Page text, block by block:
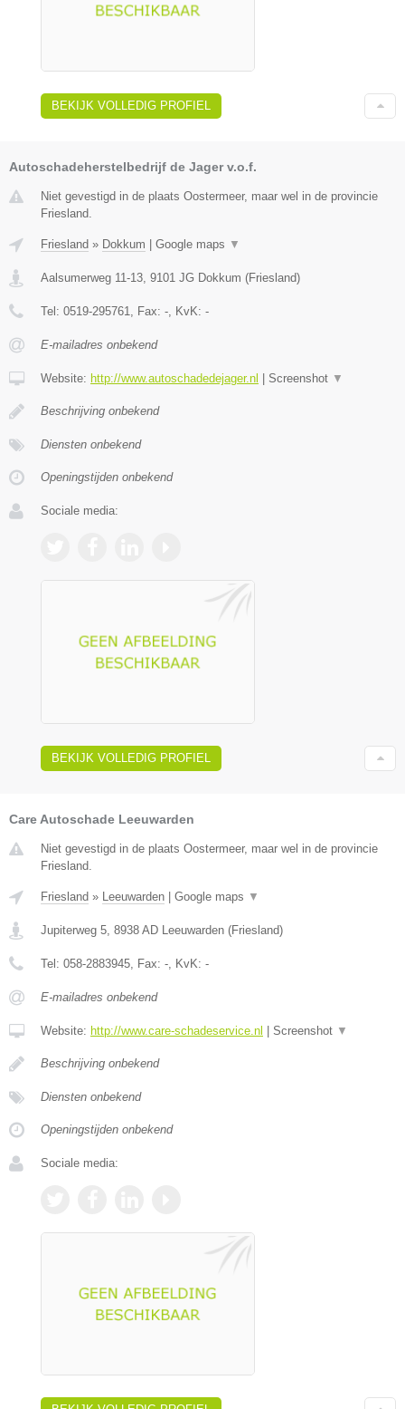
BEKIJK VOLLEDIG PROFIEL
Autoschadeherstelbedrijf de Jager v.o.f.
Niet gevestigd in de plaats Oostermeer, maar wel in de provincie
Friesland.
Friesland » Dokkum Google maps ▼
Aalsumerweg 11-13, 9101 JG Dokkum (Friesland)
Tel: 0519-295761, Fax: -, KvK: -
E-mailadres onbekend
Website: http://www.autoschadedejager.nl Screenshot ▼
Beschrijving onbekend
Diensten onbekend
Openingstijden onbekend
Sociale media:
BEKIJK VOLLEDIG PROFIEL
Care Autoschade Leeuwarden
Niet gevestigd in de plaats Oostermeer, maar wel in de provincie
Friesland.
Friesland » Leeuwarden | Google maps ▼
Jupiterweg 5 8938 AD Leeuwarden (Friesland)
Tel: 058-2883945 , Fax: - , KvK: -
E-mailadres onbekend
Website: http://www.care-schadeservice.nl | Screenshot ▼
Beschrijving onbekend
Diensten onbekend
Openingstijden onbekend
Sociale media: